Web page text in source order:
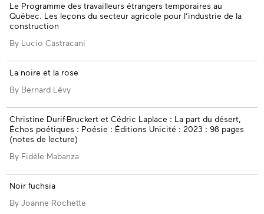
Le Programme des travailleurs étrangers temporaires au
Québec. Les leçons du secteur agricole pour l’industrie de la
construction
By Lucio Castracani
La noire et la rose
By Bernard Lévy
Christine Durif-Bruckert et Cédric Laplace : La part du désert,
Échos poétiques : Poésie : Éditions Unicité : 2023 : 98 pages
(notes de lecture)
By Fidèle Mabanza
Noir fuchsia
By Joanne Rochette